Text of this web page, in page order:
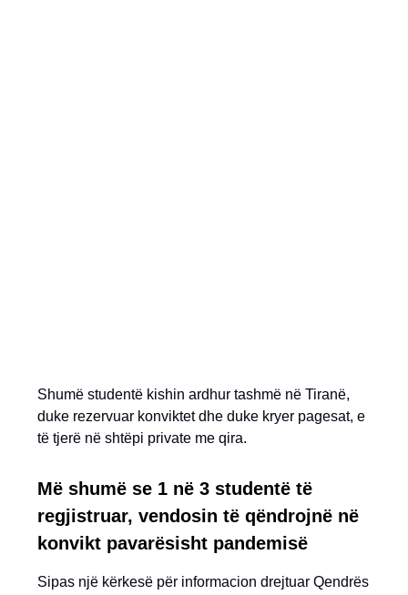
Shumë studentë kishin ardhur tashmë në Tiranë,
duke rezervuar konviktet dhe duke kryer pagesat, e
të tjerë në shtëpi private me qira.
Më shumë se 1 në 3 studentë të
regjistruar, vendosin të qëndrojnë në
konvikt pavarësisht pandemisë
Sipas një kërkesë për informacion drejtuar Qendrës